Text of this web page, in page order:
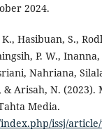
2024.
Hasibuan, S.,
P. W.,
Nahriana,
Arisah, N. (2023).
Media.
issj/